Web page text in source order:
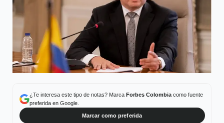
¿Te interesa este tipo de notas? Marca Forbes Colombiacomo fuente
preferida en Google.
Marcar como preferida